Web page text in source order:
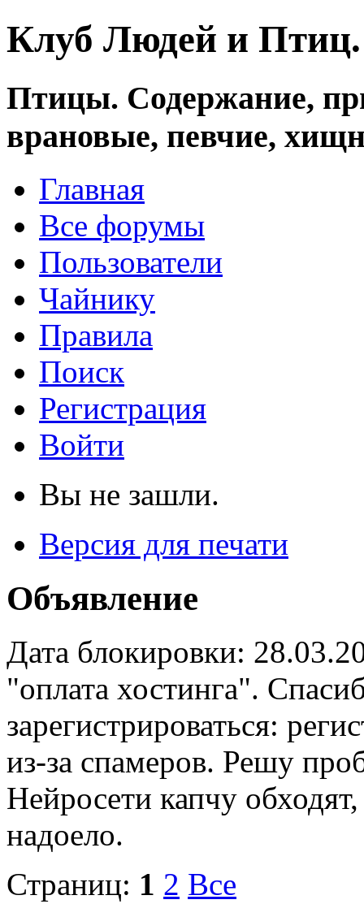
Клуб Людей и
Птицы. Содержание,
врановые, певчие,
Главная
Все форумы
Пользователи
Чайнику
Правила
Поиск
Регистрация
Войти
Вы не зашли.
Версия для печати
Объявление
Дата блокировки:
"оплата хостинга".
зарегистрироваться:
из-за спамеров. Решу
Нейросети капчу
надоело.
Страниц: 1 2 Все